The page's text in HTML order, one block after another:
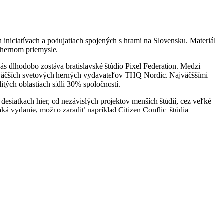
a podujatiach spojených s hrami na Slovensku. Materiál
priemysle.
dlhodobo zostáva bratislavské štúdio Pixel Federation. Medzi
svetových herných vydavateľov THQ Nordic. Najväčššími
oblastiach sídli 30% spoločností.
hier, od nezávislých projektov menších štúdií, cez veľké
vydanie, možno zaradiť napríklad Citizen Conflict štúdia